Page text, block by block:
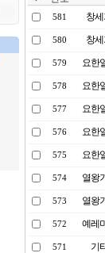
581 창세
580 창세
579 요한
578 요한
577 요한
576 요한
575 요한
574 열왕
573 열왕
572 예레
571 기